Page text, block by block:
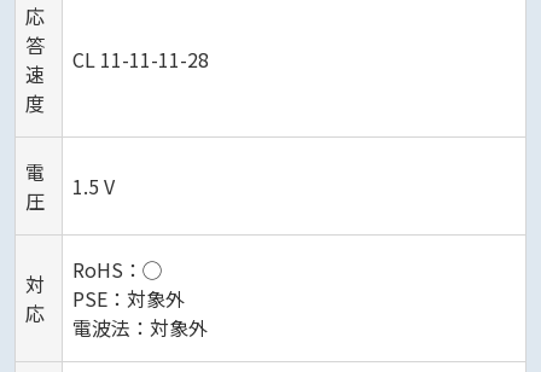
応
答
速
度
CL 11-11-11-28
電
圧
1.5 V
対
応
RoHS：◯
PSE：対象外
電波法：対象外